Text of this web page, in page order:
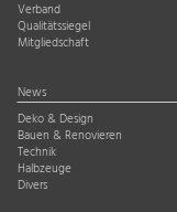
Verband
Qualitätssiegel
Mitgliedschaft
News
Deko & Design
Bauen & Renovieren
Technik
Halbzeuge
Divers